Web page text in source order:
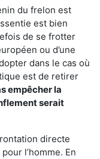
du frelon est
est bien
de se frotter
ou d’une
dans le cas où
est de retirer
empêcher la
serait
directe
l’homme. En